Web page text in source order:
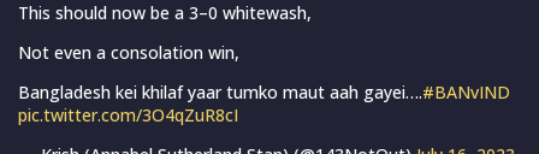
This should now be a 3–0 whitewash,
Not even a consolation win,
Bangladesh kei khilaf yaar tumko maut aah gayei….#BANvIND
pic.twitter.com/3O4qZuR8cI